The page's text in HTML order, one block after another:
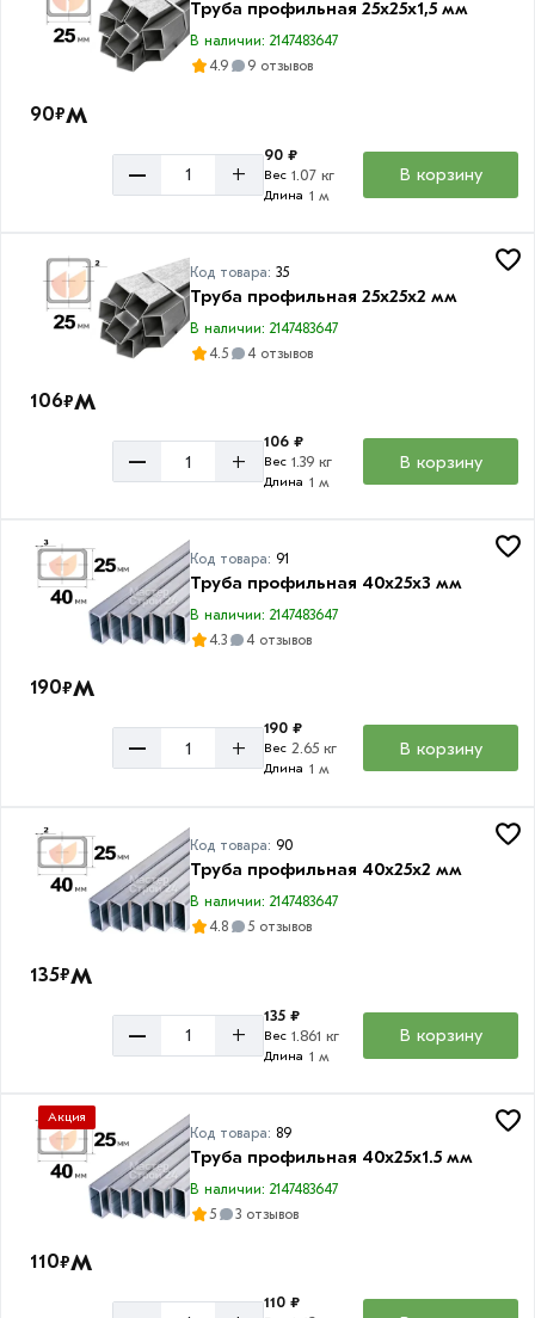
Труба профильная 25х25х1,5 мм
В наличии: 2147483647
4.9
9 отзывов
90₽м
– +
90 ₽
Вес 1.07 кг
Длина 1 м
В корзину
Код товара: 35
Труба профильная 25х25х2 мм
В наличии: 2147483647
4.5
4 отзывов
106₽м
– +
106 ₽
Вес 1.39 кг
Длина 1 м
В корзину
Код товара: 91
Труба профильная 40х25х3 мм
В наличии: 2147483647
4.3
4 отзывов
190₽м
– +
190 ₽
Вес 2.65 кг
Длина 1 м
В корзину
Код товара: 90
Труба профильная 40х25х2 мм
В наличии: 2147483647
4.8
5 отзывов
135₽м
– +
135 ₽
Вес 1.861 кг
Длина 1 м
В корзину
Акция
Код товара: 89
Труба профильная 40х25х1.5 мм
В наличии: 2147483647
5
3 отзывов
110₽м
110 ₽